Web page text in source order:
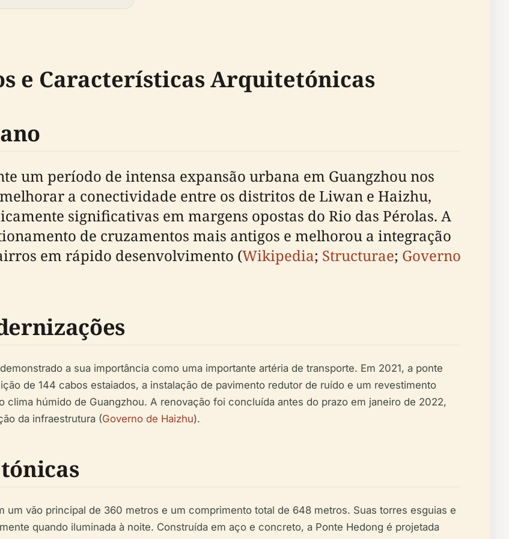
e Características Arquitetónicas
um período de intensa expansão urbana em Guangzhou nos
a conectividade entre os distritos de Liwan e Haizhu,
significativas em margens opostas do Rio das Pérolas. A
de cruzamentos mais antigos e melhorou a integração
em rápido desenvolvimento (Wikipedia; Structurae; Governo
a sua importância como uma importante artéria de transporte. Em 2021, a ponte
de 144 cabos estaiados, a instalação de pavimento redutor de ruído e um revestimento
clima húmido de Guangzhou. A renovação foi concluída antes do prazo em janeiro de 2022,
da infraestrutura (Governo de Haizhu).
um vão principal de 360 metros e um comprimento total de 648 metros. Suas torres esguias e
quando iluminada à noite. Construída em aço e concreto, a Ponte Hedong é projetada